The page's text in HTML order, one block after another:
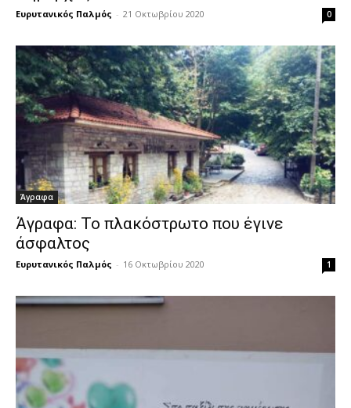
Ευρυτανικός Παλμός - 21 Οκτωβρίου 2020 0
Άγραφα
Άγραφα: Το πλακόστρωτο που έγινε
άσφαλτος
Ευρυτανικός Παλμός - 16 Οκτωβρίου 2020 1